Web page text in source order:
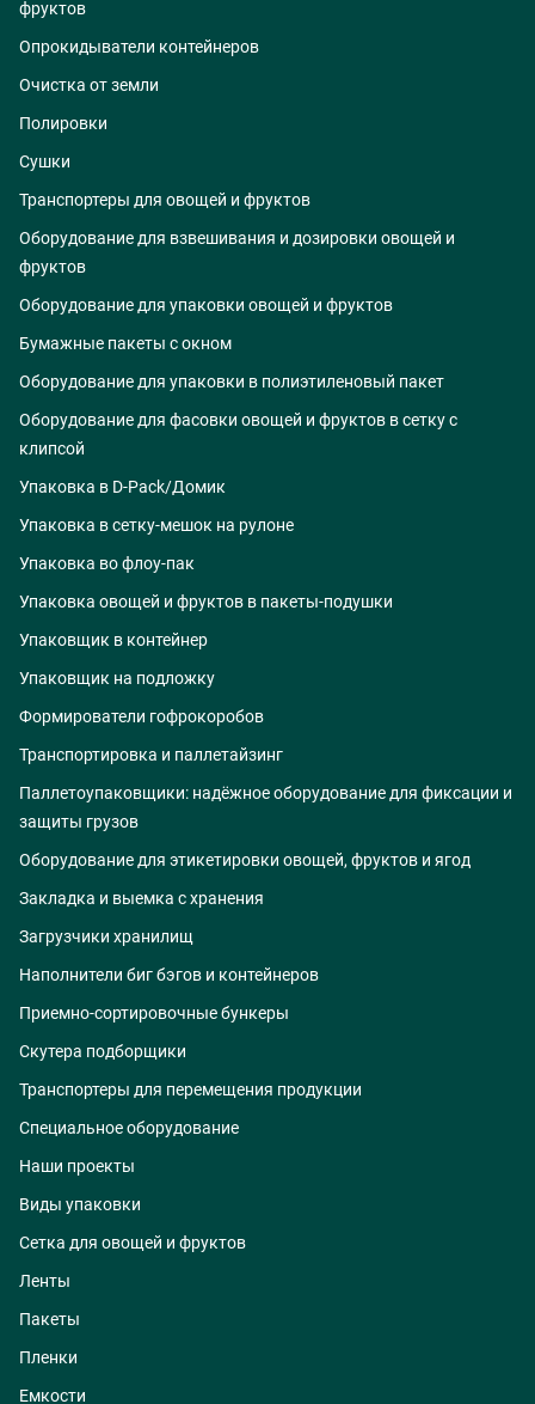
фруктов
Опрокидыватели контейнеров
Очистка от земли
Полировки
Сушки
Транспортеры для овощей и фруктов
Оборудование для взвешивания и дозировки овощей и
фруктов
Оборудование для упаковки овощей и фруктов
Бумажные пакеты с окном
Оборудование для упаковки в полиэтиленовый пакет
Оборудование для фасовки овощей и фруктов в сетку с
клипсой
Упаковка в D-Pack/Домик
Упаковка в сетку-мешок на рулоне
Упаковка во флоу-пак
Упаковка овощей и фруктов в пакеты-подушки
Упаковщик в контейнер
Упаковщик на подложку
Формирователи гофрокоробов
Транспортировка и паллетайзинг
Паллетоупаковщики: надёжное оборудование для фиксации и
защиты грузов
Оборудование для этикетировки овощей, фруктов и ягод
Закладка и выемка с хранения
Загрузчики хранилищ
Наполнители биг бэгов и контейнеров
Приемно-сортировочные бункеры
Скутера подборщики
Транспортеры для перемещения продукции
Специальное оборудование
Наши проекты
Виды упаковки
Сетка для овощей и фруктов
Ленты
Пакеты
Пленки
Емкости